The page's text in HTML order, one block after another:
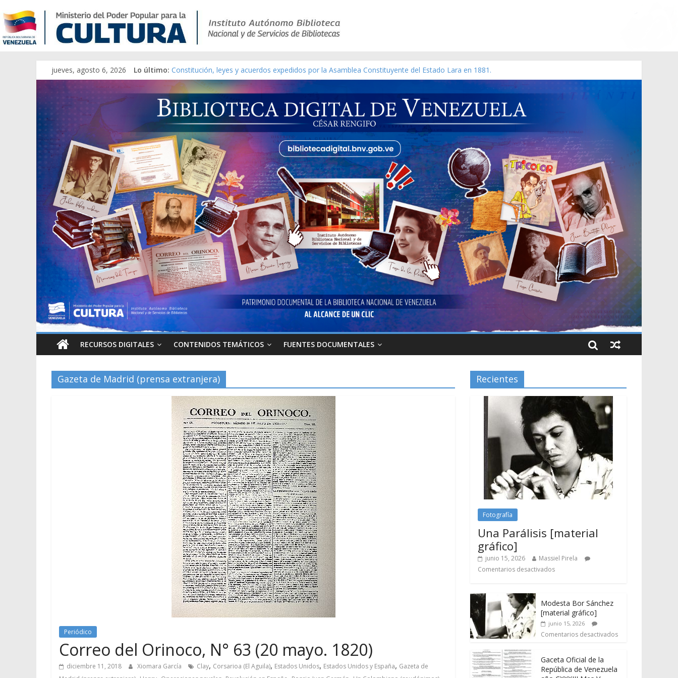
jueves, agosto 6, 2026 Lo último: Constitución, leyes y acuerdos expedidos por la Asamblea Constituyente del Estado Lara en 1881.
Una Parálisis [material gráfico]
Modesta Bor Sánchez [material gráfico]
Gaceta Oficial de la República de Venezuela año CXXXIII Mes V, Caracas 09 de marzo de 2006 N° 38.394
Catálogo temático de obras de Modesta Bor
RECURSOS DIGITALES CONTENIDOS TEMÁTICOS FUENTES DOCUMENTALES
Gazeta de Madrid (prensa extranjera)
Periódico
Correo del Orinoco, N° 63 (20 mayo. 1820)
diciembre 11, 2018 Xiomara García Clay, Corsarioa (El Aguila), Estados Unidos, Estados Unidos y España, Gazeta de
Recientes
Fotografía
Una Parálisis [material
gráfico]
junio 15, 2026
Massiel Pirela
Comentarios desactivados
Modesta Bor Sánchez
[material gráfico]
junio 15, 2026
Comentarios desactivados
Gaceta Oficial de la
República de Venezuela